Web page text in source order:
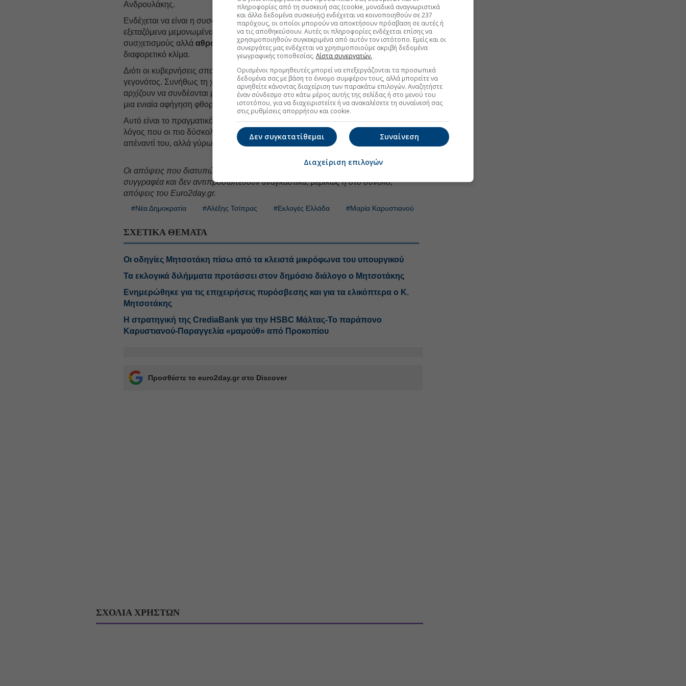
Ανδρουλάκης.
Ενδέχεται να είναι η συσσώρευση πολλών διαφορετικών μετώπων τα οποία,
εξεταζόμενα μεμονωμένα, δεν φαίνονται ικανά να ανατρέψουν τους πολιτικούς
συσχετισμούς αλλάαθροιστικάμπορούν να διαμορφώσουν ένα εντελώς
διαφορετικό κλίμα.
Διότι οι κυβερνήσεις σπανίως χάνουν την εξουσία εξαιτίαςενόςκαι μόνο
γεγονότος. Συνήθως τη χάνουν όταν μια σειρά από μικρότερα προβλήματα
αρχίζουν να συνδέονται μεταξύ τους στο μυαλό των πολιτών και να σχηματίζουν
μια ενιαία αφήγηση φθοράς.
Αυτό είναι το πραγματικό διακύβευμα για τον πρωθυπουργό. Και αυτός είναι ο
λόγος που οι πιο δύσκολοι αντίπαλοί του μέχρι την κάλπη ίσως να μην βρίσκονται
απέναντί του, αλλά γύρω του.
Oι απόψεις που διατυπώνονται σε ενυπόγραφο άρθρο γνώμης ανήκουν στον
συγγραφέα και δεν αντιπροσωπεύουν αναγκαστικά, μερικώς ή στο σύνολο,
απόψεις του Euro2day.gr.
#Νέα Δημοκρατία #Αλέξης Τσίπρας #Εκλογές Ελλάδα #Μαρία Καρυστιανού
ΣΧΕΤΙΚΑ ΘΕΜΑΤΑ
Οι οδηγίες Μητσοτάκη πίσω από τα κλειστά μικρόφωνα του υπουργικού
Τα εκλογικά διλήμματα προτάσσει στον δημόσιο διάλογο ο Μητσοτάκης
Ενημερώθηκε για τις επιχειρήσεις πυρόσβεσης και για τα ελικόπτερα ο Κ.
Μητσοτάκης
Η στρατηγική της CrediaBank για την HSBC Μάλτας-Το παράπονο
Καρυστιανού-Παραγγελία «μαμούθ» από Προκοπίου
Προσθέστε το euro2day.gr στο Discover
ΣΧΟΛΙΑ ΧΡΗΣΤΩΝ
πληροφορίες από τη συσκευή σας (cookie, μοναδικά αναγνωριστικά
και άλλα δεδομένα συσκευής) ενδέχεται να κοινοποιηθούν σε 237
παρόχους, οι οποίοι μπορούν να αποκτήσουν πρόσβαση σε αυτές ή
να τις αποθηκεύσουν. Αυτές οι πληροφορίες ενδέχεται επίσης να
χρησιμοποιηθούν συγκεκριμένα από αυτόν τον ιστότοπο. Εμείς και οι
συνεργάτες μας ενδέχεται να χρησιμοποιούμε ακριβή δεδομένα
γεωγραφικής τοποθεσίας. Λίστα συνεργατών.
Ορισμένοι προμηθευτές μπορεί να επεξεργάζονται τα προσωπικά
δεδομένα σας με βάση το έννομο συμφέρον τους, αλλά μπορείτε να
αρνηθείτε κάνοντας διαχείριση των παρακάτω επιλογών. Αναζητήστε
έναν σύνδεσμο στο κάτω μέρος αυτής της σελίδας ή στο μενού του
ιστοτόπου, για να διαχειριστείτε ή να ανακαλέσετε τη συναίνεσή σας
στις ρυθμίσεις απορρήτου και cookie.
Συναίνεση
Δεν συγκατατίθεμαι
Διαχείριση επιλογών